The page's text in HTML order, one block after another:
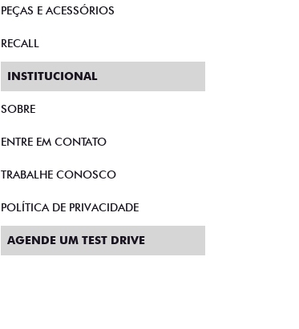
PEÇAS E ACESSÓRIOS
RECALL
INSTITUCIONAL
SOBRE
ENTRE EM CONTATO
TRABALHE CONOSCO
POLÍTICA DE PRIVACIDADE
AGENDE UM TEST DRIVE